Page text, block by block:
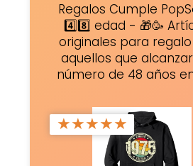
Regalos Cumple
4️⃣8️⃣ edad - 🎁🥳
originales para
aquellos que
número de 48 años
★★★★★